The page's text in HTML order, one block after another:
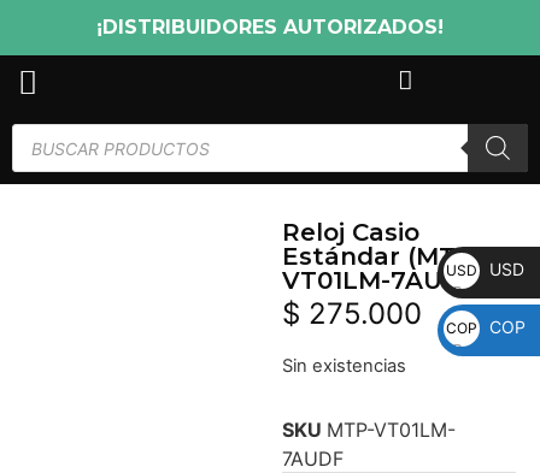
¡DISTRIBUIDORES AUTORIZADOS!
Reloj Casio
Estándar (MTP-
VT01LM-7AUDF)
$ 275.000
Sin existencias
SKU MTP-VT01LM-
7AUDF
USD USD
COP COP